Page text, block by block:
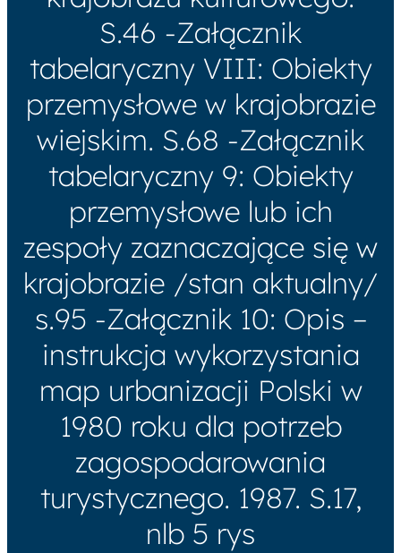
S.46 -Załącznik
tabelaryczny VIII: Obiekty
przemysłowe w krajobrazie
wiejskim. S.68 -Załącznik
tabelaryczny 9: Obiekty
przemysłowe lub ich
zespoły zaznaczające się w
krajobrazie /stan aktualny/
s.95 -Załącznik 10: Opis –
instrukcja wykorzystania
map urbanizacji Polski w
1980 roku dla potrzeb
zagospodarowania
turystycznego. 1987. S.17,
nlb 5 rys